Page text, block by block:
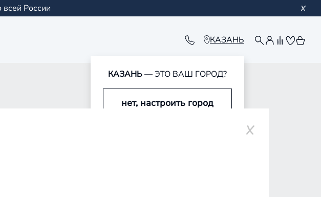
России
КАЗАНЬ
КАЗАНЬ— ЭТО ВАШ ГОРОД?
нет, настроить город